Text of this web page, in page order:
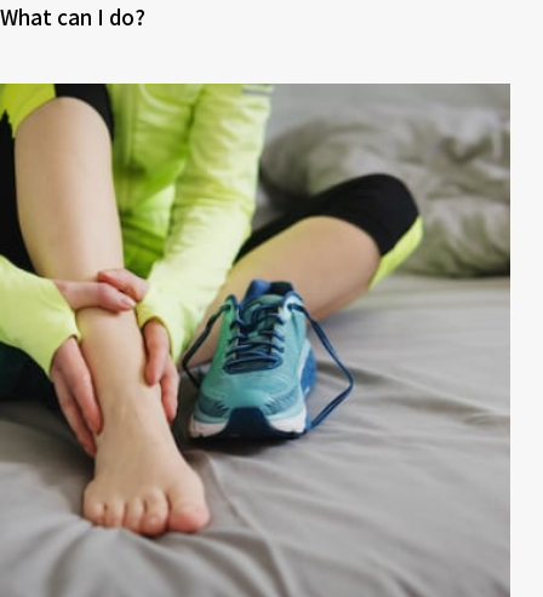
What can I do?